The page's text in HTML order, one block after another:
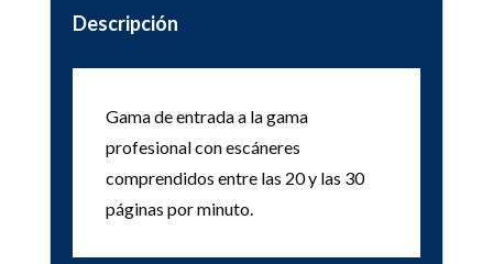
Descripción
Gama de entrada a la gama
profesional con escáneres
comprendidos entre las 20 y las 30
páginas por minuto.